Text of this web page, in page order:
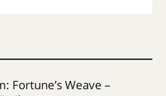
Fortune’s Weave –